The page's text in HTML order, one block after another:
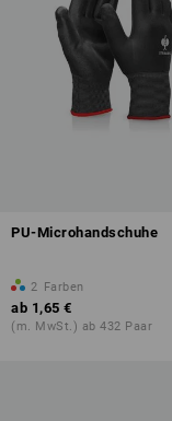
PU-Microhandschuhe
2 Farben
ab 1,65 €
(m. MwSt.) ab 432 Paar